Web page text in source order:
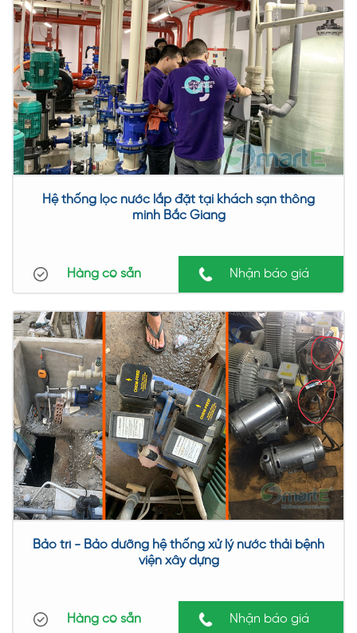
Hệ thống lọc nước lắp đặt tại khách sạn thông
minh Bắc Giang
Hàng có sẵn Nhận báo giá
Bảo trì - Bảo dưỡng hệ thống xử lý nước thải bệnh
viện xây dựng
Hàng có sẵn Nhận báo giá